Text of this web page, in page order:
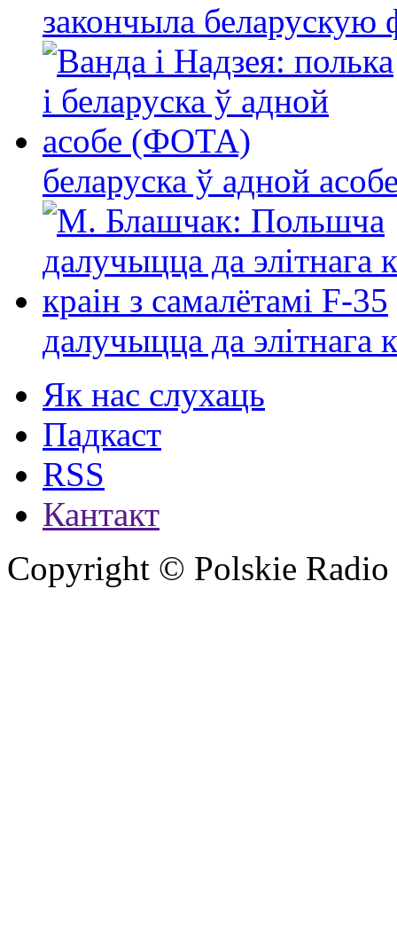
закончыла беларускую
беларуска ў адной
далучыцца да элітнага
Як нас слухаць
Падкаст
RSS
Кантакт
Copyright © Polskie